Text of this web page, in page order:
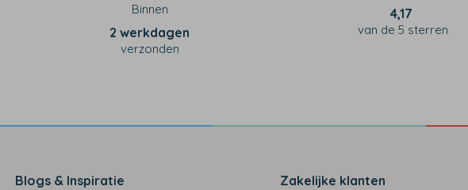
Binnen
2 werkdagen
verzonden
4,17
van de 5 sterren
Blogs & Inspiratie Zakelijke klanten